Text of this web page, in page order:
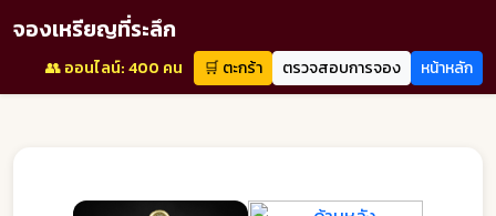
จองเหรียญที่ระลึก
👥 ออนไลน์: 400 คน 🛒 ตะกร้า ตรวจสอบการจอง หน้าหลัก